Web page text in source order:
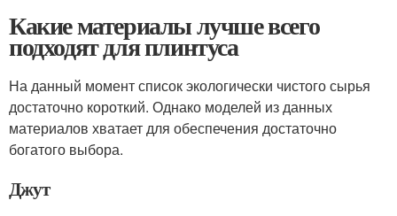
Какие материалы лучше всего
подходят для плинтуса
На данный момент список экологически чистого сырья
достаточно короткий. Однако моделей из данных
материалов хватает для обеспечения достаточно
богатого выбора.
Джут